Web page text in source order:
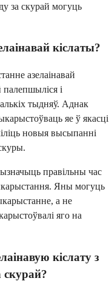
за скурай могуць
кіслаты?
азелаінавай
і
тыдняў. Аднак
яе ў якасці
новыя высыпанні
правільны час
Яны могуць
а не
яго на
кіслату з
скурай?